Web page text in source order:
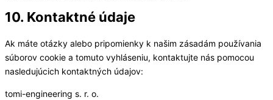
10. Kontaktné údaje
Ak máte otázky alebo pripomienky k našim zásadám používania
súborov cookie a tomuto vyhláseniu, kontaktujte nás pomocou
nasledujúcich kontaktných údajov:
tomi-engineering s. r. o.